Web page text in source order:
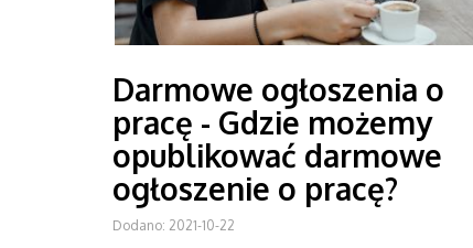
Darmowe ogłoszenia o
pracę - Gdzie możemy
opublikować darmowe
ogłoszenie o pracę?
Dodano: 2021-10-22